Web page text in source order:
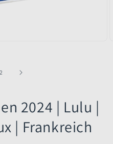
2
2024 | Lulu |
| Frankreich